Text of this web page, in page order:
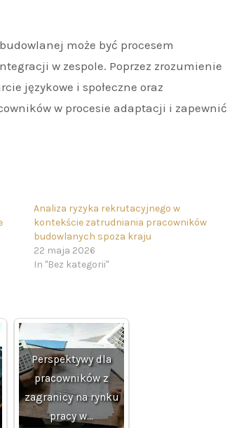
może być procesem
w zespole. Poprzez zrozumienie
językowe i społeczne oraz
w procesie adaptacji i zapewnić
Analiza ryzyka rekrutacyjnego w
kontekście zatrudniania pracowników
budowlanych spoza kraju
22 maja 2026
In "Bez kategorii"
Perspektywy dla
pracowników z
zagranicy na rynku
pracy w…